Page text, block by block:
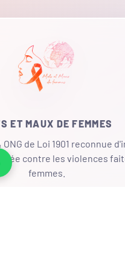
ET MAUX DE FEMMES
de Loi 1901 reconnue
contre les violences
femmes.